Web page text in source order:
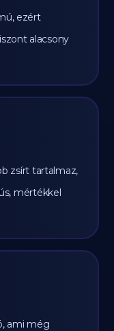
ezért
alacsony
zsírt tartalmaz,
mértékkel
ami még